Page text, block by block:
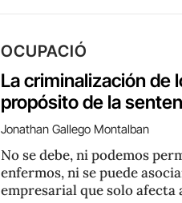
OCUPACIÓ
La criminalización de
propósito de la
Jonathan Gallego Montalban
No se debe, ni podemos
enfermos, ni se puede
empresarial que solo afecta